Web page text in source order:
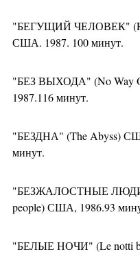
"БЕГУЩИЙ ЧЕЛОВЕК"
США. 1987. 100 минут.
"БЕЗ ВЫХОДА" (No Way
1987.116 минут.
"БЕЗДНА" (The Abyss)
минут.
"БЕЗЖАЛОСТНЫЕ
people) США, 1986.93
"БЕЛЫЕ НОЧИ" (Le notti